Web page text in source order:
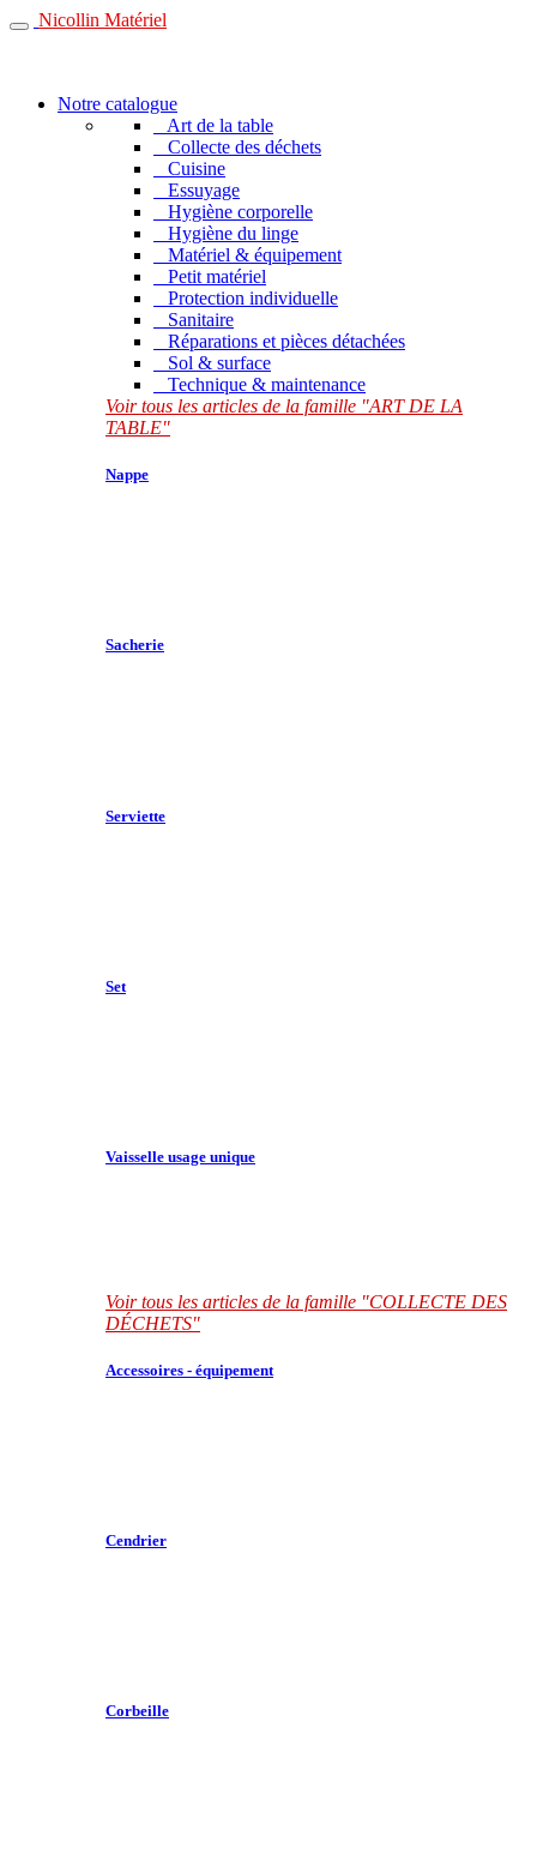
Nicollin Matériel
Notre catalogue
Art de la table
Collecte des déchets
Cuisine
Essuyage
Hygiène corporelle
Hygiène du linge
Matériel & équipement
Petit matériel
Protection individuelle
Sanitaire
Réparations et pièces détachées
Sol & surface
Technique & maintenance
Voir tous les articles de la famille "ART DE LA
TABLE"
Nappe
Sacherie
Serviette
Set
Vaisselle usage unique
Voir tous les articles de la famille "COLLECTE DES
DÉCHETS"
Accessoires - équipement
Cendrier
Corbeille